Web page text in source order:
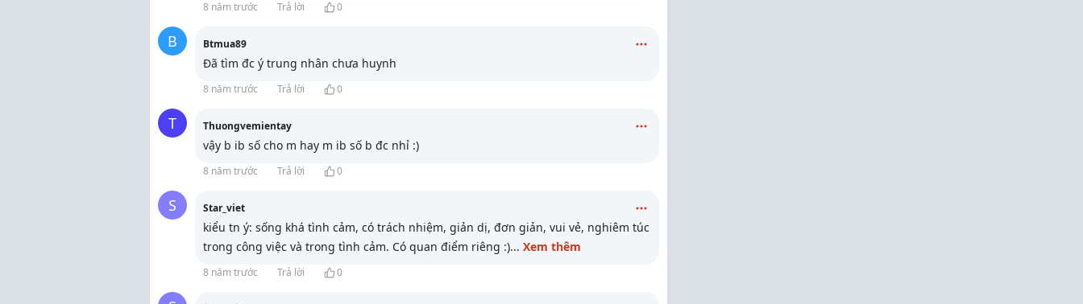
8 năm trước Trả lời 0
B Btmua89
Đã tìm đc ý trung nhân chưa huynh
8 năm trước Trả lời 0
T Thuongvemientay
vậy b ib số cho m hay m ib số b đc nhỉ :)
8 năm trước Trả lời 0
S Star_viet
kiểu tn ý: sống khá tình cảm, có trách nhiệm, giản dị, đơn giản, vui vẻ, nghiêm túc
trong công việc và trong tình cảm. Có quan điểm riêng :)... Xem thêm
8 năm trước Trả lời 0